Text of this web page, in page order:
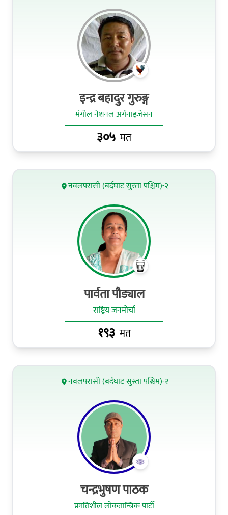
इन्द्र बहादुर गुरुङ्ग
मंगोल नेशनल अर्गनाइजेसन
३०५ मत
नवलपरासी (बर्दघाट सुस्ता पश्चिम)-२
पार्वता पौड्याल
राष्ट्रिय जनमोर्चा
१९३ मत
नवलपरासी (बर्दघाट सुस्ता पश्चिम)-२
चन्द्रभुषण पाठक
प्रगतिशील लोकतान्त्रिक पार्टी